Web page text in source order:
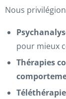
Nous
pour mieux
Thérapies
Téléthérapie